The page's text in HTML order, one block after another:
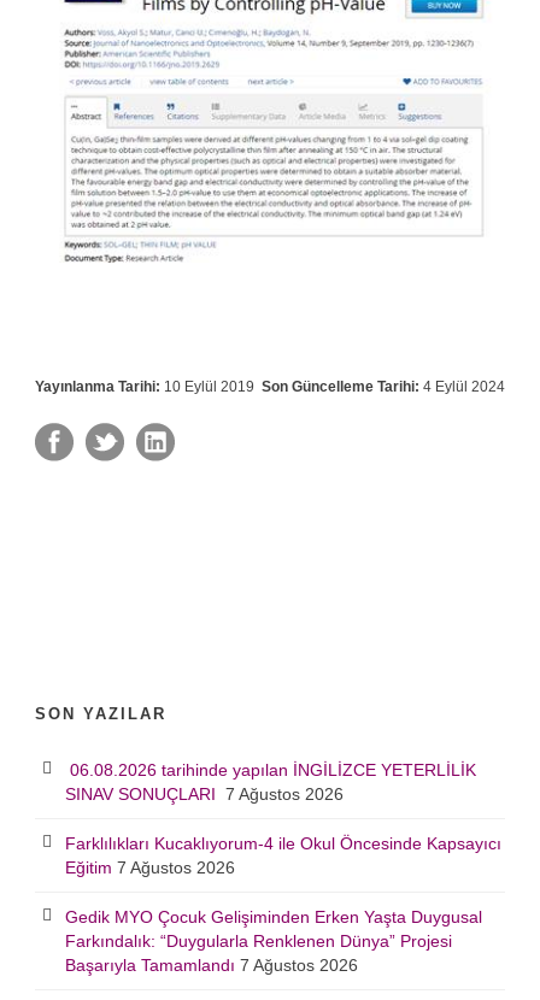
Yayınlanma Tarihi: 10 Eylül 2019 Son Güncelleme Tarihi: 4 Eylül 2024
SON YAZILAR
06.08.2026 tarihinde yapılan İNGİLİZCE YETERLİLİK
SINAV SONUÇLARI 7 Ağustos 2026
Farklılıkları Kucaklıyorum-4 ile Okul Öncesinde Kapsayıcı
Eğitim 7 Ağustos 2026
Gedik MYO Çocuk Gelişiminden Erken Yaşta Duygusal
Farkındalık: “Duygularla Renklenen Dünya” Projesi
Başarıyla Tamamlandı 7 Ağustos 2026